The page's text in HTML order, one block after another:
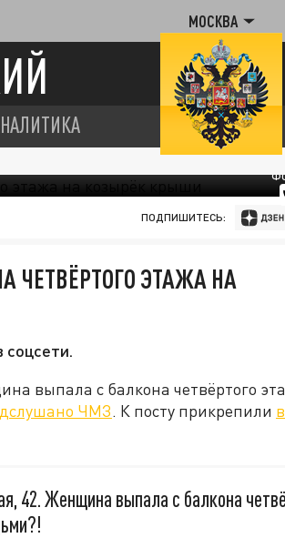
МОСКВА
ПОДПИШИТЕСЬ:
ЧЕТВЁРТОГО ЭТАЖА НА
соцсети.
выпала с балкона четвёртого
ЧМЗ. К посту прикрепили
42. Женщина выпала с балкона